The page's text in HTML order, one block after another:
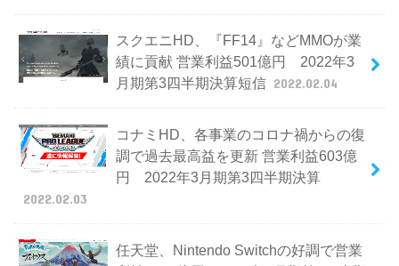
スクエニHD、『FF14』などMMOが業
績に貢献 営業利益501億円 2022年3
月期第3四半期決算短信 2022.02.04
コナミHD、各事業のコロナ禍からの復
調で過去最高益を更新 営業利益603億
円 2022年3月期第3四半期決算
2022.02.03
任天堂、Nintendo Switchの好調で営業